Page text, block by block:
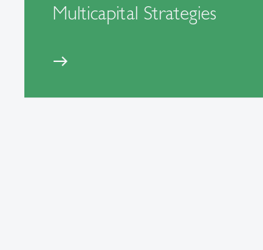
Multicapital Strategies
east